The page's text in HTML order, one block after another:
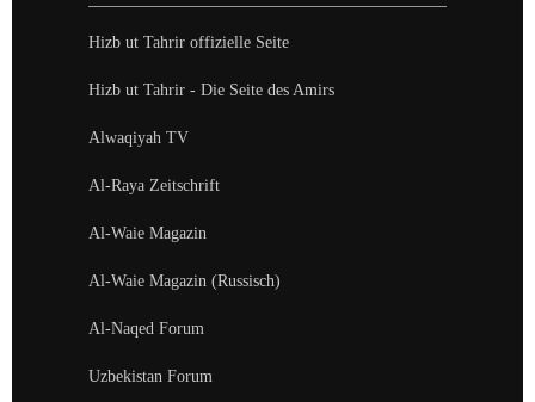
Hizb ut Tahrir offizielle Seite
Hizb ut Tahrir - Die Seite des Amirs
Alwaqiyah TV
Al-Raya Zeitschrift
Al-Waie Magazin
Al-Waie Magazin (Russisch)
Al-Naqed Forum
Uzbekistan Forum